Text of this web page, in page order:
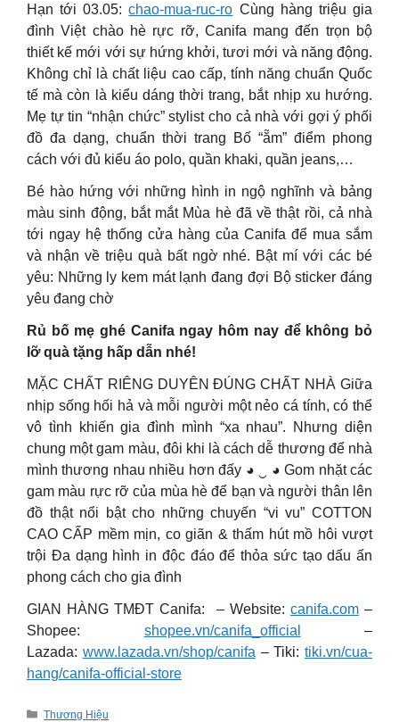
Hạn tới 03.05:chao-mua-ruc-ro Cùng hàng triệu gia
đình Việt chào hè rực rỡ, Canifa mang đến trọn bộ
thiết kế mới với sự hứng khởi, tươi mới và năng động.
Không chỉ là chất liệu cao cấp, tính năng chuẩn Quốc
tế mà còn là kiểu dáng thời trang, bắt nhịp xu hướng.
Mẹ tự tin “nhận chức” stylist cho cả nhà với gợi ý phối
đồ đa dạng, chuẩn thời trang Bố “ẵm” điểm phong
cách với đủ kiểu áo polo, quần khaki, quần jeans,…
Bé hào hứng với những hình in ngộ nghĩnh và bảng
màu sinh động, bắt mắt Mùa hè đã về thật rồi, cả nhà
tới ngay hệ thống cửa hàng của Canifa để mua sắm
và nhận về triệu quà bất ngờ nhé. Bật mí với các bé
yêu: Những ly kem mát lạnh đang đợi Bộ sticker đáng
yêu đang chờ
Rủ bố mẹ ghé Canifa ngay hôm nay để không bỏ
lỡ quà tặng hấp dẫn nhé!
MẶC CHẤT RIÊNG DUYÊN ĐÚNG CHẤT NHÀ Giữa
nhịp sống hối hả và mỗi người một nẻo cá tính, có thể
vô tình khiến gia đình mình “xa nhau”. Nhưng diện
chung một gam màu, đôi khi là cách dễ thương để nhà
mình thương nhau nhiều hơn đấy ◕ ‿ ◕ Gom nhặt các
gam màu rực rỡ của mùa hè để bạn và người thân lên
đồ thật nổi bật cho những chuyến “vi vu” COTTON
CAO CẤP mềm mịn, co giãn & thấm hút mồ hôi vượt
trội Đa dạng hình in độc đáo để thỏa sức tạo dấu ấn
phong cách cho gia đình
GIAN HÀNG TMĐT Canifa: – Website: canifa.com–
Shopee: shopee.vn/canifa_official
–
Lazada: www.lazada.vn/shop/canifa – Tiki: tiki.vn/cua-
hang/canifa-official-store
Categories
Thương Hiệu